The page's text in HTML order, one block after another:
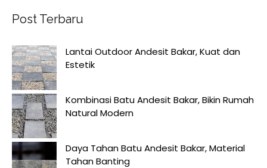
Post Terbaru
Lantai Outdoor Andesit Bakar, Kuat dan
Estetik
Kombinasi Batu Andesit Bakar, Bikin Rumah
Natural Modern
Daya Tahan Batu Andesit Bakar, Material
Tahan Banting